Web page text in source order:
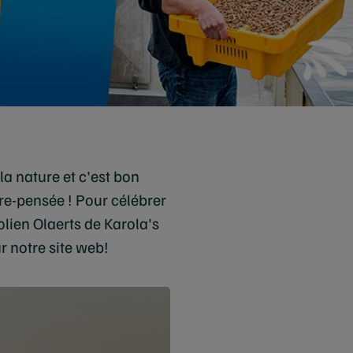
nature et c'est bon
pensée ! Pour célébrer
Olaerts de Karola's
notre site web!